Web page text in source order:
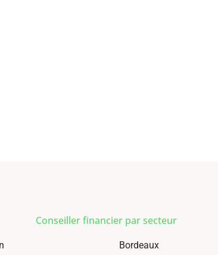
Conseiller financier par secteur
Bordeaux